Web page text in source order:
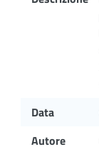
Data
Autore